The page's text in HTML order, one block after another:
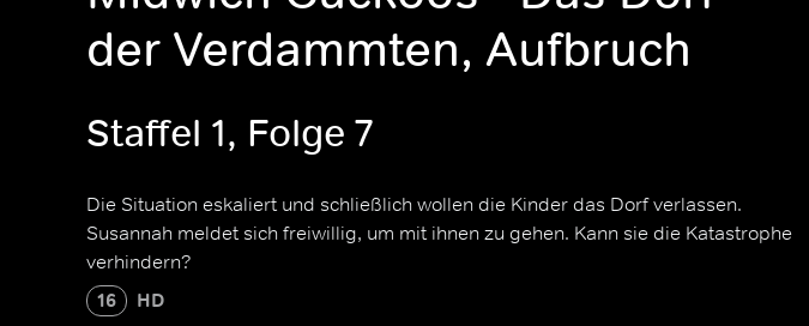
der Verdammten, Aufbruch
Staffel 1, Folge 7
Die Situation eskaliert und schließlich wollen die Kinder das Dorf verlassen.
Susannah meldet sich freiwillig, um mit ihnen zu gehen. Kann sie die Katastrophe
verhindern?
16 HD